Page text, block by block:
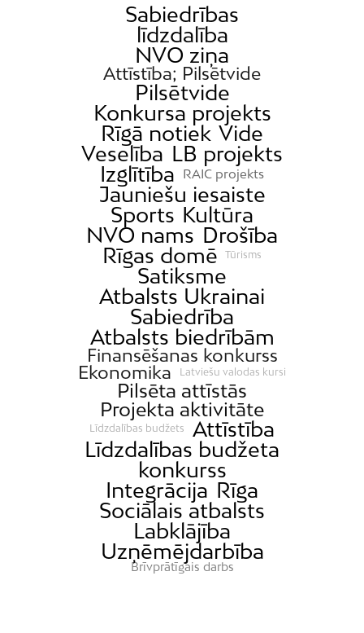
Sabiedrības
līdzdalība
NVO ziņa
Attīstība; Pilsētvide
Pilsētvide
Konkursa projekts
Rīgā notiek Vide
Veselība LB projekts
Izglītība
RAIC projekts
Jauniešu iesaiste
Sports Kultūra
NVO nams Drošība
Rīgas domē
Tūrisms
Satiksme
Atbalsts Ukrainai
Sabiedrība
Atbalsts biedrībām
Finansēšanas konkurss
Ekonomika
Latviešu valodas kursi
Pilsēta attīstās
Projekta aktivitāte
Līdzdalības budžets
Attīstība
Līdzdalības budžeta
konkurss
Integrācija Rīga
Sociālais atbalsts
Labklājība
Uzņēmējdarbība
Brīvprātīgais darbs